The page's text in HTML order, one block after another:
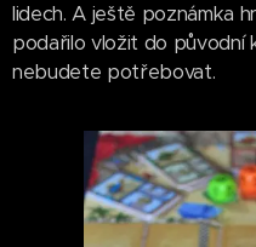
lidech. A ještě poznámka
podařilo vložit do původní
nebudete potřebovat.